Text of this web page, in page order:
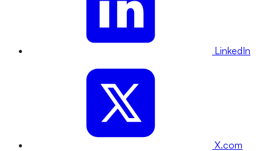
LinkedIn
X.com